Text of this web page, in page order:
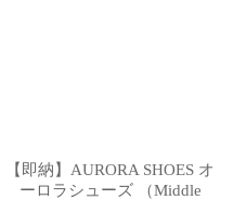
【即納】AURORA SHOES オ
ーロラシューズ （Middle